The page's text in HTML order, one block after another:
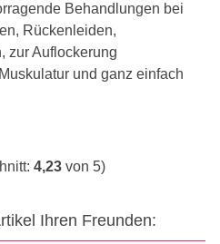
Behandlungen bei
Rückenleiden,
zur Auflockerung
und ganz einfach
4,23 von 5)
Ihren Freunden: